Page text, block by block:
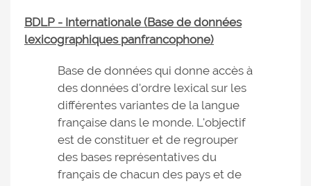
BDLP - Internationale (Base de données
lexicographiques panfrancophone)
Base de données qui donne accès à
des données d'ordre lexical sur les
différentes variantes de la langue
française dans le monde. L'objectif
est de constituer et de regrouper
des bases représentatives du
français de chacun des pays et de